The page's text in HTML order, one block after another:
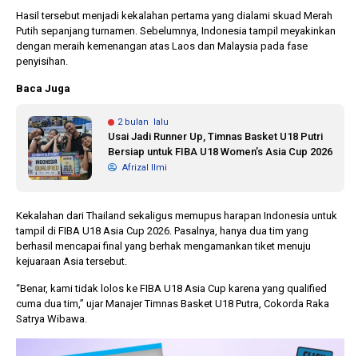
Hasil tersebut menjadi kekalahan pertama yang dialami skuad Merah
Putih sepanjang turnamen. Sebelumnya, Indonesia tampil meyakinkan
dengan meraih kemenangan atas Laos dan Malaysia pada fase
penyisihan.
Baca Juga
2 bulan lalu
Usai Jadi Runner Up, Timnas Basket U18 Putri
Bersiap untuk FIBA U18 Women’s Asia Cup 2026
Afrizal Ilmi
Kekalahan dari Thailand sekaligus memupus harapan Indonesia untuk
tampil di FIBA U18 Asia Cup 2026. Pasalnya, hanya dua tim yang
berhasil mencapai final yang berhak mengamankan tiket menuju
kejuaraan Asia tersebut.
“Benar, kami tidak lolos ke FIBA U18 Asia Cup karena yang qualified
cuma dua tim,” ujar Manajer Timnas Basket U18 Putra, Cokorda Raka
Satrya Wibawa.